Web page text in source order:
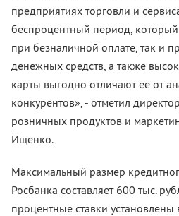
предприятиях торговли и
беспроцентный период,
при безналичной оплате, так и
денежных средств, а также
карты выгодно отличают ее от
конкурентов», - отметил
розничных продуктов и
Ищенко.
Максимальный размер
Росбанка составляет 600 тыс.
процентные ставки